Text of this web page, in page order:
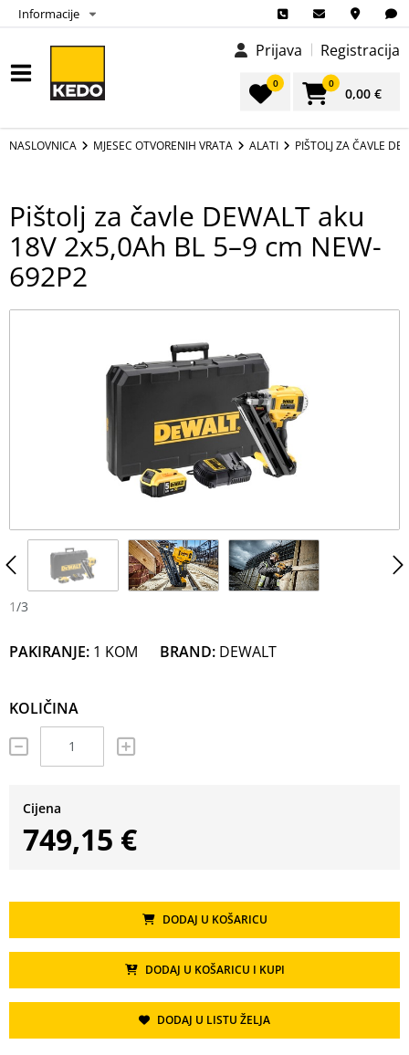
Informacije
Prijava Registracija
0 0
0,00 €
NASLOVNICA MJESEC OTVORENIH VRATA ALATI PIŠTOLJ ZA ČAVLE
Pištolj za čavle DEWALT aku
18V 2x5,0Ah BL 5–9 cm NEW-
692P2
N M
1/3
PAKIRANJE: 1 KOM BRAND: DEWALT
KOLIČINA
Cijena
749,15 €
DODAJ U KOŠARICU
DODAJ U KOŠARICU I KUPI
DODAJ U LISTU ŽELJA